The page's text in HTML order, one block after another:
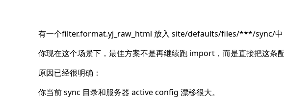
有一个filter.format.yj_raw_html 放入 site/defaults/files/***/sync/中
你现在这个场景下，最佳方案不是再继续跑 import，而是直接把这条
原因已经很明确：
你当前 sync 目录和服务器 active config 漂移很大。